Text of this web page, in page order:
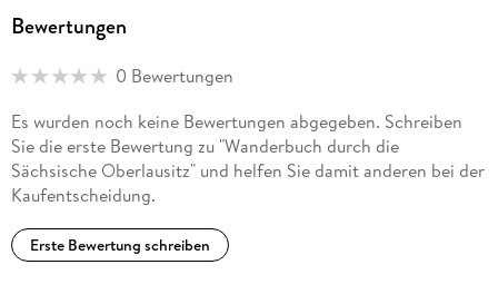
Bewertungen
0 Bewertungen
Es wurden noch keine Bewertungen abgegeben. Schreiben
Sie die erste Bewertung zu "Wanderbuch durch die
Sächsische Oberlausitz" und helfen Sie damit anderen bei der
Kaufentscheidung.
Erste Bewertung schreiben